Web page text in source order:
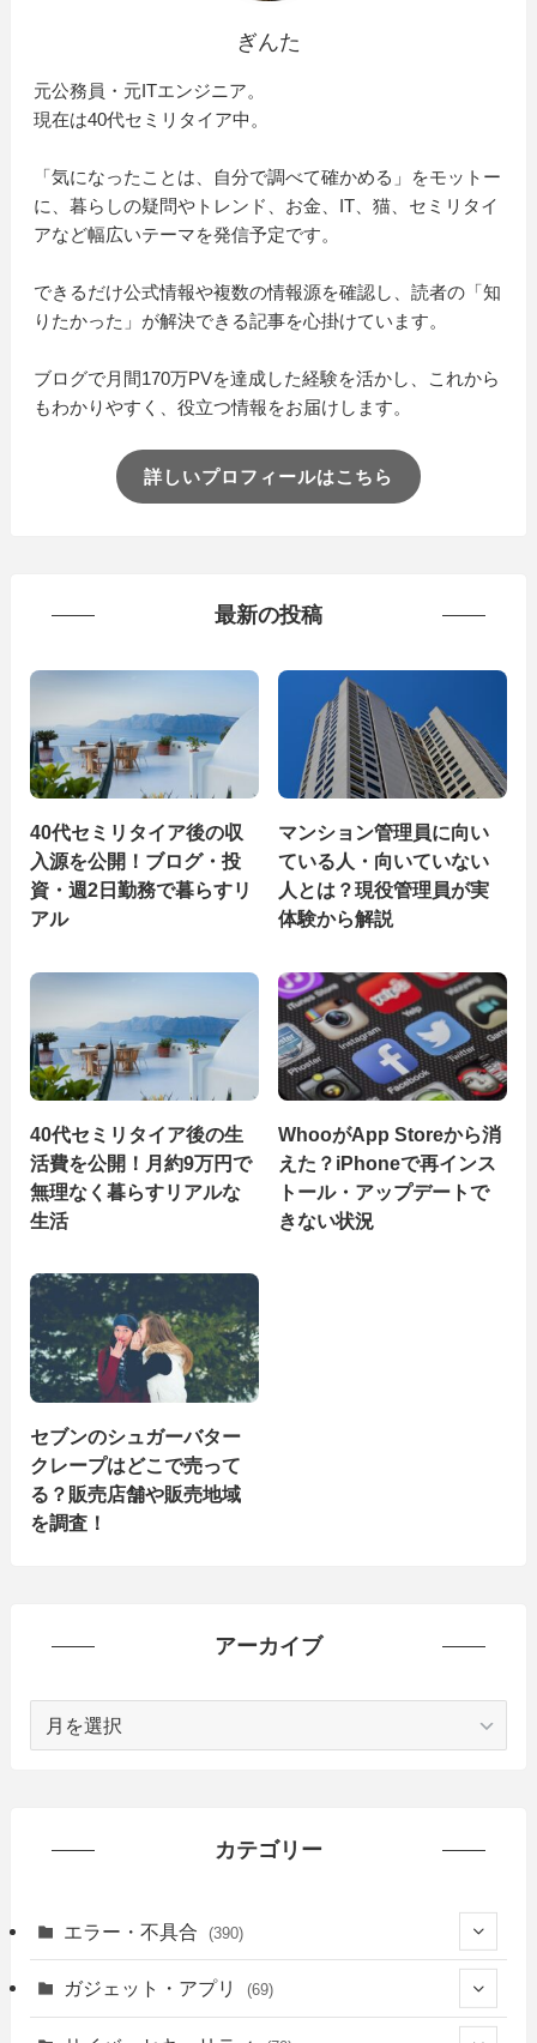
ぎんた
元公務員・元ITエンジニア。
現在は40代セミリタイア中。
「気になったことは、自分で調べて確かめる」をモットー
に、暮らしの疑問やトレンド、お金、IT、猫、セミリタイ
アなど幅広いテーマを発信予定です。
できるだけ公式情報や複数の情報源を確認し、読者の「知
りたかった」が解決できる記事を心掛けています。
ブログで月間170万PVを達成した経験を活かし、これから
もわかりやすく、役立つ情報をお届けします。
詳しいプロフィールはこちら
最新の投稿
40代セミリタイア後の収
入源を公開！ブログ・投
資・週2日勤務で暮らすリ
アル
マンション管理員に向い
ている人・向いていない
人とは？現役管理員が実
体験から解説
40代セミリタイア後の生
活費を公開！月約9万円で
無理なく暮らすリアルな
生活
WhooがApp Storeから消
えた？iPhoneで再インス
トール・アップデートで
きない状況
セブンのシュガーバター
クレープはどこで売って
る？販売店舗や販売地域
を調査！
アーカイブ
カテゴリー
エラー・不具合 (390)
(6)
(10)
ガジェット・アプリ (69)